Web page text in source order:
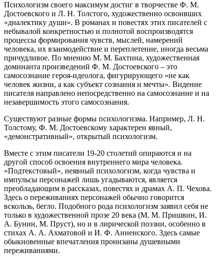
Психологизм своего максимум достиг в творчестве Ф. М.
Достоевского и Л. Н. Толстого, художественно освоивших
«диалектику души». В романах и повестях этих писателей с
небывалой конкретностью и полнотой воспроизводятся
процессы формирования чувств, мыслей, намерений
человека, их взаимодействие и переплетение, иногда весьма
причудливое. По мнению М. М. Бахтина, художественная
доминанта произведений Ф. М. Достоевского – это
самосознание героя-идеолога, фигурирующего «не как
человек жизни, а как субъект сознания и мечты». Видение
писателя направлено непосредственно на самосознание и на
незавершимость этого самосознания.
Существуют разные формы психологизма. Например, Л. Н.
Толстому, Ф. М. Достоевскому характерен явный,
«демонстративный», открытый психологизм.
Вместе с этим писатели 19-20 столетий опираются и на
другой способ освоения внутреннего мира человека.
«Подтекстовый», неявный психологизм, когда чувства и
импульсы персонажей лишь угадываются, является
преобладающим в рассказах, повестях и драмах А. П. Чехова.
Здесь о переживаниях персонажей обычно говорится
вскользь, бегло. Подобного рода психологизм заявил себя не
только в художественной прозе 20 века (М. М. Пришвин, И.
А. Бунин, М. Пруст), но и в лирической поэзии, особенно в
стихах А. А. Ахматовой и И. Ф. Анненского. Здесь самые
обыкновенные впечатления пронизаны душевными
переживаниями.